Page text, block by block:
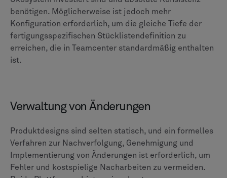
„Teamcenter Quality“ -Modul, das als umfassendes,
eigenständiges QMS mit spezifischen Tools für die
Fehlermöglichkeits- und Wirkungsanalyse (FMEA), das
Auditmanagement und die Kontrollplanung fungiert.
Dieses modulare Design ist ein entscheidender Vorteil
ENOVIA integriert seine Qualitäts- und Compliance-
Tools in die gesamte 3DEXPERIENCE-Plattform.
in allen Disziplinen sichtbar sind und einheitlich
angewendet werden, wodurch ein ganzheitlicherer
Überblick über die Einhaltung von Vorschriften
entsteht, auch wenn es möglicherweise nicht über die